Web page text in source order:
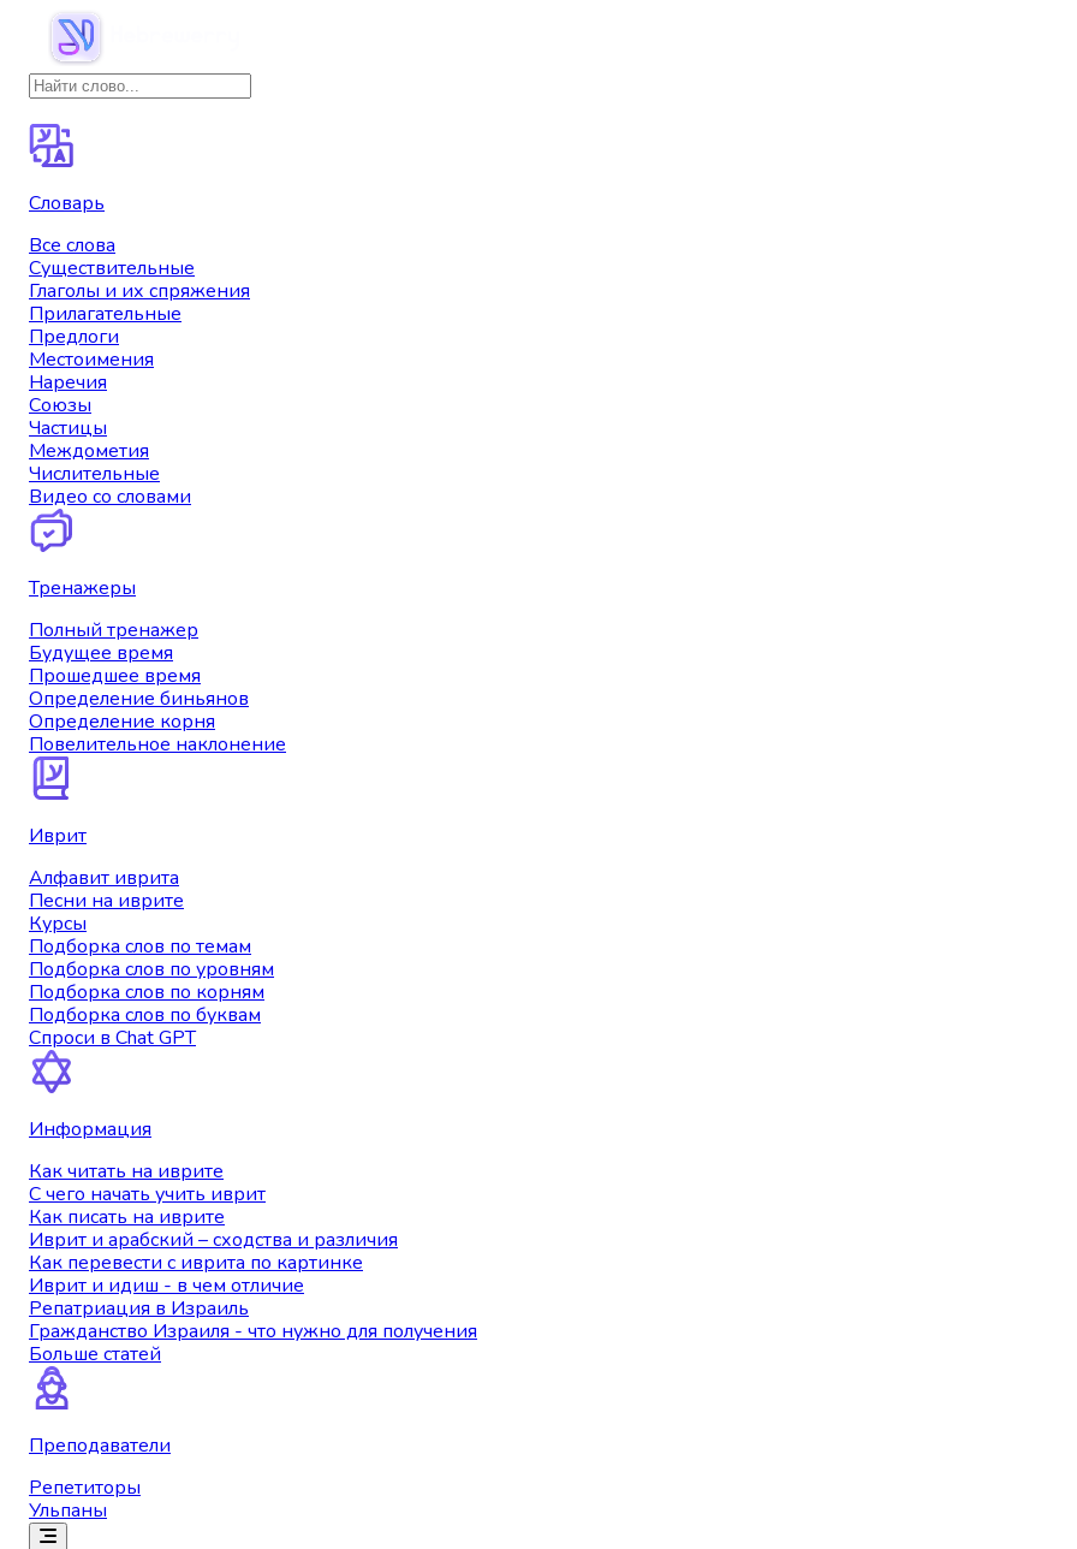
Словарь
Все слова
Существительные
Глаголы и их спряжения
Прилагательные
Предлоги
Местоимения
Наречия
Союзы
Частицы
Междометия
Числительные
Видео со словами
Тренажеры
Полный тренажер
Будущее время
Прошедшее время
Определение биньянов
Определение корня
Повелительное наклонение
Иврит
Алфавит иврита
Песни на иврите
Курсы
Подборка слов по темам
Подборка слов по уровням
Подборка слов по корням
Подборка слов по буквам
Спроси в Chat GPT
Информация
Как читать на иврите
С чего начать учить иврит
Как писать на иврите
Иврит и арабский – сходства и различия
Как перевести с иврита по картинке
Иврит и идиш - в чем отличие
Репатриация в Израиль
Гражданство Израиля - что нужно для получения
Больше статей
Преподаватели
Репетиторы
Ульпаны